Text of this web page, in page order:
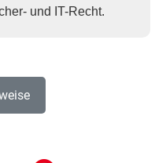
und IT-Recht.